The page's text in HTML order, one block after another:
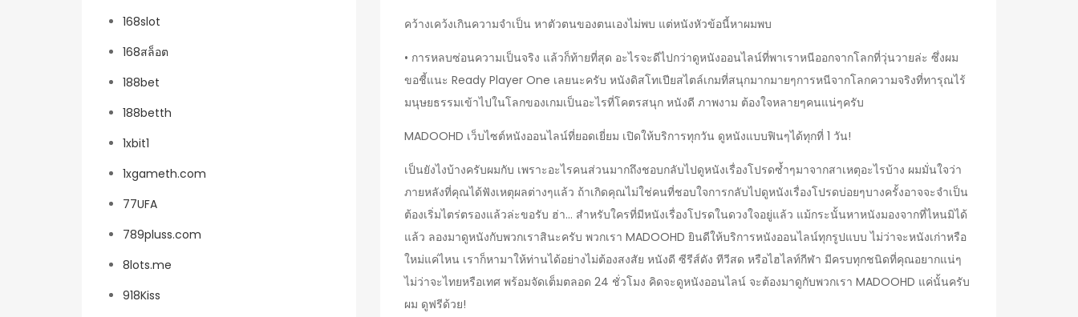
คว้างเคว้งเกินความจำเป็น หาตัวตนของตนเองไม่พบ แต่หนังหัวข้อนี้หาผมพบ
• การหลบซ่อนความเป็นจริง แล้วก็ท้ายที่สุด อะไรจะดีไปกว่าดูหนังออนไลน์ที่พาเราหนีออกจากโลกที่วุ่นวายล่ะ ซึ่งผม
ขอชี้แนะ Ready Player One เลยนะครับ หนังดิสโทเปียสไตล์เกมที่สนุกมากมายๆการหนีจากโลกความจริงที่ทารุณไร้
มนุษยธรรมเข้าไปในโลกของเกมเป็นอะไรที่โคตรสนุก หนังดี ภาพงาม ต้องใจหลายๆคนแน่ๆครับ
MADOOHD เว็บไซต์หนังออนไลน์ที่ยอดเยี่ยม เปิดให้บริการทุกวัน ดูหนังแบบฟินๆได้ทุกที่ 1 วัน!
เป็นยังไงบ้างครับผมกับ เพราะอะไรคนส่วนมากถึงชอบกลับไปดูหนังเรื่องโปรดซ้ำๆมาจากสาเหตุอะไรบ้าง ผมมั่นใจว่า
ภายหลังที่คุณได้ฟังเหตุผลต่างๆแล้ว ถ้าเกิดคุณไม่ใช่คนที่ชอบใจการกลับไปดูหนังเรื่องโปรดบ่อยๆบางครั้งอาจจะจำเป็น
ต้องเริ่มไตร่ตรองแล้วล่ะขอรับ ฮ่า… สำหรับใครที่มีหนังเรื่องโปรดในดวงใจอยู่แล้ว แม้กระนั้นหาหนังมองจากที่ไหนมิได้
แล้ว ลองมาดูหนังกับพวกเราสินะครับ พวกเรา MADOOHD ยินดีให้บริการหนังออนไลน์ทุกรูปแบบ ไม่ว่าจะหนังเก่าหรือ
ใหม่แค่ไหน เราก็หามาให้ท่านได้อย่างไม่ต้องสงสัย หนังดี ซีรีส์ดัง ทีวีสด หรือไฮไลท์กีฬา มีครบทุกชนิดที่คุณอยากแน่ๆ
ไม่ว่าจะไทยหรือเทศ พร้อมจัดเต็มตลอด 24 ชั่วโมง คิดจะดูหนังออนไลน์ จะต้องมาดูกับพวกเรา MADOOHD แค่นั้นครับ
ผม ดูฟรีด้วย!
168slot
168สล็อต
188bet
188betth
1xbit1
1xgameth.com
77UFA
789pluss.com
8lots.me
918Kiss